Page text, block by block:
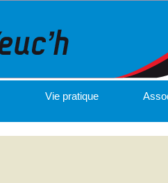
Vie pratique